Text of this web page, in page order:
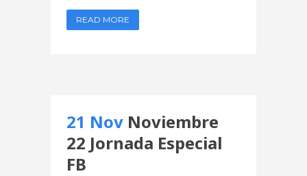
READ MORE
21 Nov Noviembre
22 Jornada Especial
FB